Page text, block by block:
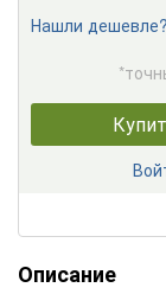
Нашли дешевле?
Описание